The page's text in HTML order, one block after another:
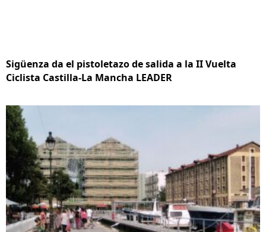
Sigüenza da el pistoletazo de salida a la II Vuelta
Ciclista Castilla-La Mancha LEADER